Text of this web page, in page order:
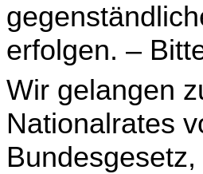
erfolgen. –
Wir gelangen
Nationalrates
Bundesgesetz